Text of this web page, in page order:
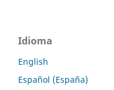
Idioma
English
Español (España)